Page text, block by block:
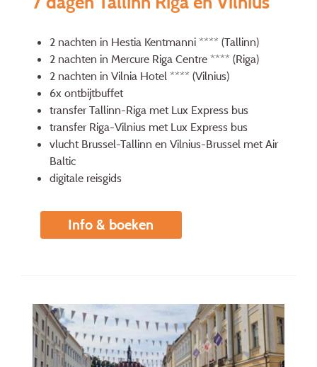
2 nachten in Hestia Kentmanni **** (Tallinn)
2 nachten in Mercure Riga Centre **** (Riga)
2 nachten in Vilnia Hotel **** (Vilnius)
6x ontbijtbuffet
transfer Tallinn-Riga met Lux Express bus
transfer Riga-Vilnius met Lux Express bus
vlucht Brussel-Tallinn en Vilnius-Brussel met Air
Baltic
digitale reisgids
Info & boeken